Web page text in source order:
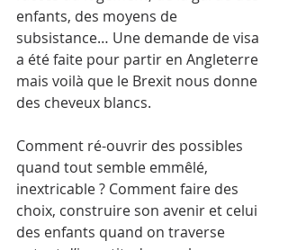
enfants, des moyens de
subsistance… Une demande de visa
a été faite pour partir en Angleterre
mais voilà que le Brexit nous donne
des cheveux blancs.
Comment ré-ouvrir des possibles
quand tout semble emmêlé,
inextricable ? Comment faire des
choix, construire son avenir et celui
des enfants quand on traverse